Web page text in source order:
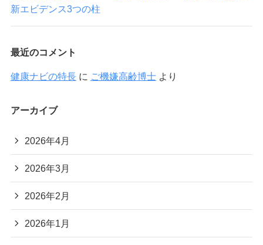
新エビデンス3つの柱
最近のコメント
健康ナビの特長に ご機嫌高齢博士より
アーカイブ
2026年4月
2026年3月
2026年2月
2026年1月